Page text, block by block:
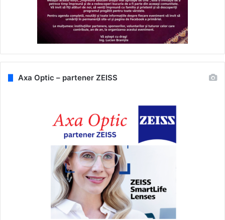
Axa Optic – partener ZEISS